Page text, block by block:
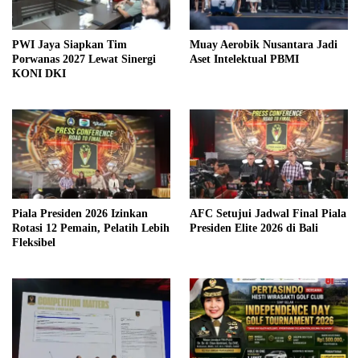
PWI Jaya Siapkan Tim
Porwanas 2027 Lewat Sinergi
KONI DKI
Muay Aerobik Nusantara Jadi
Aset Intelektual PBMI
Piala Presiden 2026 Izinkan
Rotasi 12 Pemain, Pelatih Lebih
Fleksibel
AFC Setujui Jadwal Final Piala
Presiden Elite 2026 di Bali